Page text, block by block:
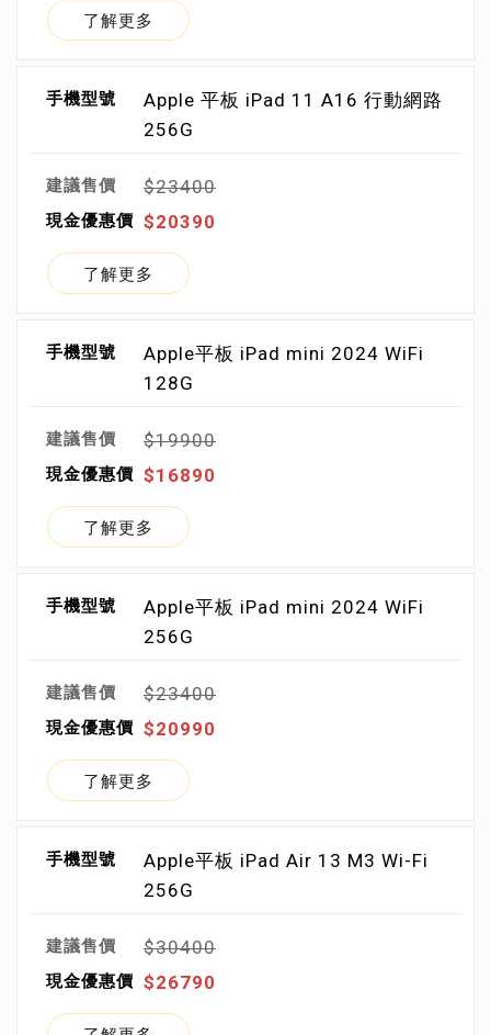
了解更多
Apple 平板 iPad 11 A16 行動網路
256G
$23400
$20390
了解更多
Apple平板 iPad mini 2024 WiFi
128G
$19900
$16890
了解更多
Apple平板 iPad mini 2024 WiFi
256G
$23400
$20990
了解更多
Apple平板 iPad Air 13 M3 Wi-Fi
256G
$30400
$26790